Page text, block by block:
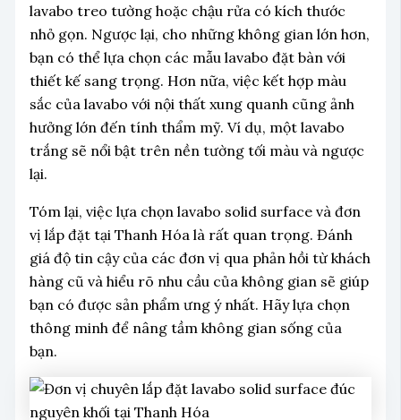
lavabo treo tường hoặc chậu rửa có kích thước
nhỏ gọn. Ngược lại, cho những không gian lớn hơn,
bạn có thể lựa chọn các mẫu lavabo đặt bàn với
thiết kế sang trọng. Hơn nữa, việc kết hợp màu
sắc của lavabo với nội thất xung quanh cũng ảnh
hưởng lớn đến tính thẩm mỹ. Ví dụ, một lavabo
trắng sẽ nổi bật trên nền tường tối màu và ngược
lại.
Tóm lại, việc lựa chọn lavabo solid surface và đơn
vị lắp đặt tại Thanh Hóa là rất quan trọng. Đánh
giá độ tin cậy của các đơn vị qua phản hồi từ khách
hàng cũ và hiểu rõ nhu cầu của không gian sẽ giúp
bạn có được sản phẩm ưng ý nhất. Hãy lựa chọn
thông minh để nâng tầm không gian sống của
bạn.